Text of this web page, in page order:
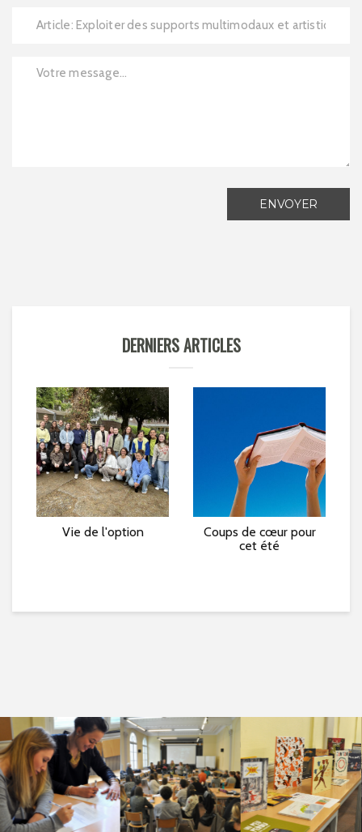
ENVOYER
DERNIERS ARTICLES
Vie de l'option
Coups de cœur pour
cet été